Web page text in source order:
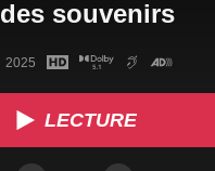
2025
LECTURE